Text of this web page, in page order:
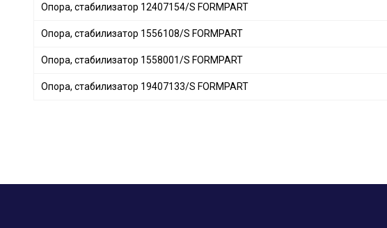
TRISCAN
+ 1
FEBEST
+ 340
MOOG
+ 251
BGA
+ 4
Опора, стабилизатор 12407154/S FORMPART
Опора, стабилизатор 1556108/S FORMPART
Опора, стабилизатор 1558001/S FORMPART
Опора, стабилизатор 19407133/S FORMPART